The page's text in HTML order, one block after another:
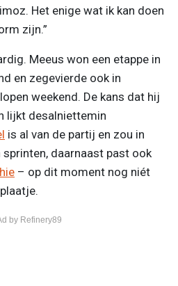
Het enige wat ik kan doen
zijn.”
Meeus won een etappe in
en zegevierde ook in
weekend. De kans dat hij
lijkt desalniettemin
is al van de partij en zou in
daarnaast past ook
– op dit moment nog niét
by Refinery89